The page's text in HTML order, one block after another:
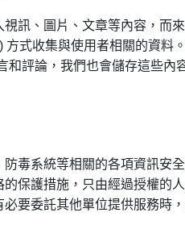
訊、圖片、文章等內容，而
方式收集與使用者相關的資
和評論，我們也會儲存這些內
毒系統等相關的各項資訊安
保護措施，只由經過授權的
要委託其他單位提供服務時